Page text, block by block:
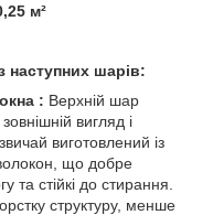
м²
наступних шарів:
: Верхній шар
вигляд і
виготовлений із
що добре
стійкі до стирання.
структуру, менше